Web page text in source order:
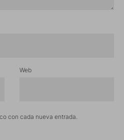
Web
con cada nueva entrada.